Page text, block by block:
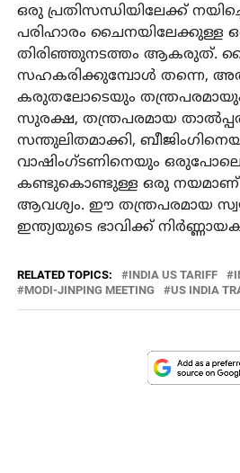
ഒരു പ്രതിസന്ധിയിലേക്ക്
പരിഹാരം ചൈനയിലേക്കുള്ള
തിരിഞ്ഞുനടത്തം ആകരുത്.
സഹകരിക്കുമ്പോൾ തന്നെ,
കരുതലോടെയും തന്ത്രപരമായും
സുരക്ഷ, തന്ത്രപരമായ
സന്തുലിതമാക്കി,
വാഷിംഗ്ടണിനെയും
കണ്ടുകൊണ്ടുള്ള ഒരു നയമാണ്
ആവശ്യം. ഈ തന്ത്രപരമായ
ഇന്ത്യയുടെ ഭാവിക്ക്
RELATED TOPICS: INDIA US TARIFF
MODI-JINPING MEETING
US INDIA